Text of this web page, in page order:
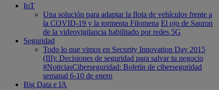
IoT
Una solución para adaptar la flota de vehículos frente a
la COVID-19 y la tormenta Filomena El ojo de Sauron
de la videovigilancia habilitado por redes 5G
Seguridad
Todo lo que vimos en Security Innovation Day 2015
(III): Decisiones de seguridad para salvar tu negocio
#NoticiasCiberseguridad: Boletín de ciberseguridad
semanal 6-10 de enero
Big Data e IA